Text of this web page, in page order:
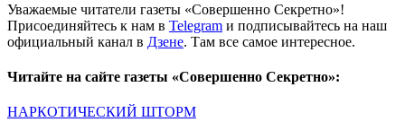
Уважаемые читатели газеты «Совершенно Секретно»!
Присоединяйтесь к нам в Telegram и подписывайтесь на наш
официальный канал в Дзене. Там все самое интересное.
Читайте на сайте газеты «Совершенно Секретно»:
НАРКОТИЧЕСКИЙ ШТОРМ